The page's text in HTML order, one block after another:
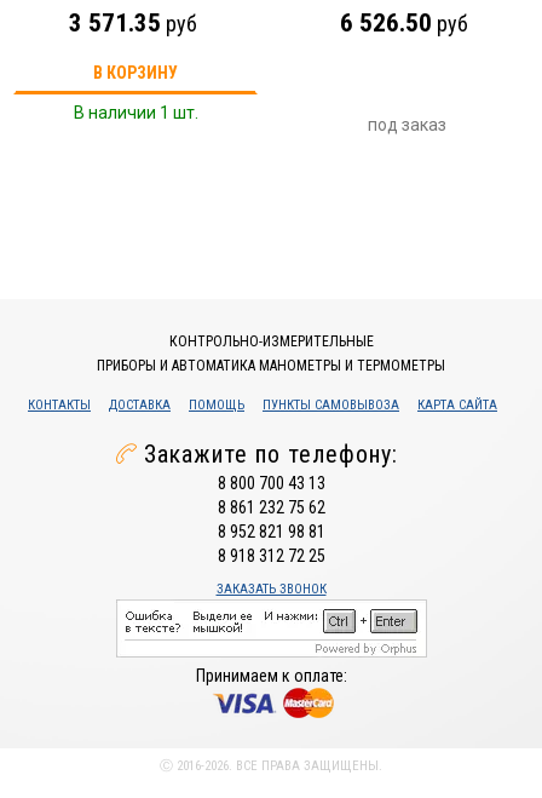
3 571.35 руб
В КОРЗИНУ
В наличии 1 шт.
6 526.50 руб
под заказ
КОНТРОЛЬНО-ИЗМЕРИТЕЛЬНЫЕ
ПРИБОРЫ И АВТОМАТИКА МАНОМЕТРЫ И ТЕРМОМЕТРЫ
КОНТАКТЫ ДОСТАВКА ПОМОЩЬ ПУНКТЫ САМОВЫВОЗА КАРТА САЙТА
Закажите по телефону:
8 800 700 43 13
8 861 232 75 62
8 952 821 98 81
8 918 312 72 25
ЗАКАЗАТЬ ЗВОНОК
Принимаем к оплате:
Ⓒ 2016-2026. ВСЕ ПРАВА ЗАЩИЩЕНЫ.